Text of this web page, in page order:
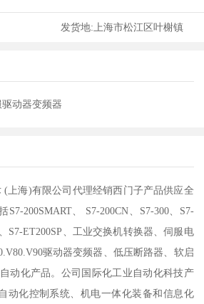
发货地: 上海市松江区叶榭镇
动器变频器
)有限公司代理经销西门子产品供应全
200SMART、 S7-200CN、S7-300、S7-
S7-ET200SP、工业交换机转换器、伺服电
驱动器变频器、低压断路器、软启
动化产品。公司国际化工业自动化科技产
动化控制系统、机电一体化装备和信息化